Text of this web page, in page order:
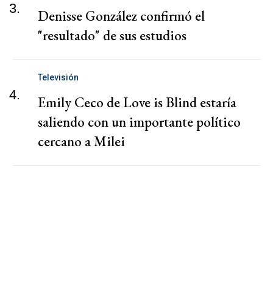
3.
Denisse González confirmó el
"resultado" de sus estudios
4.
Televisión
Emily Ceco de Love is Blind estaría
saliendo con un importante político
cercano a Milei